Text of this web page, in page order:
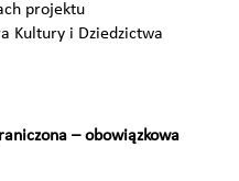
projektu
Kultury i Dziedzictwa
– obowiązkowa